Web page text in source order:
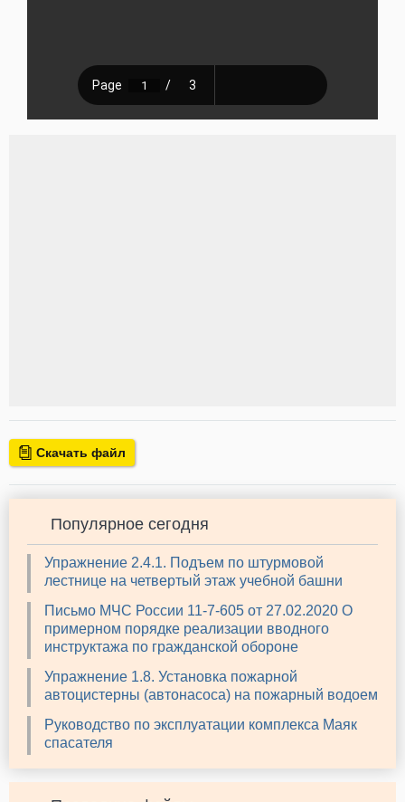
Скачать файл
Популярное сегодня
Упражнение 2.4.1. Подъем по штурмовой
лестнице на четвертый этаж учебной башни
Письмо МЧС России 11-7-605 от 27.02.2020 О
примерном порядке реализации вводного
инструктажа по гражданской обороне
Упражнение 1.8. Установка пожарной
автоцистерны (автонасоса) на пожарный водоем
Руководство по эксплуатации комплекса Маяк
спасателя